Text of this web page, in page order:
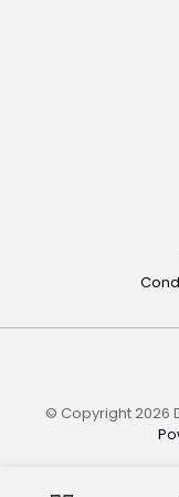
© Copyright 2026